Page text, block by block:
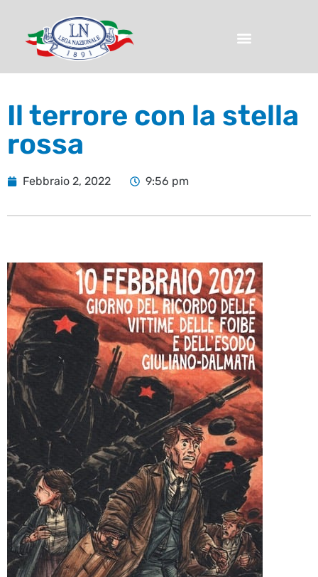
Il terrore con la stella
rossa
Febbraio 2, 2022 9:56 pm